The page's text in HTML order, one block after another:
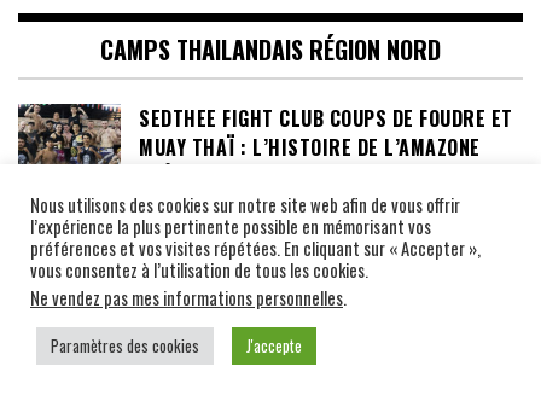
CAMPS THAILANDAIS RÉGION NORD
SEDTHEE FIGHT CLUB COUPS DE FOUDRE ET
MUAY THAÏ : L’HISTOIRE DE L’AMAZONE
CHAMPION THAÏLANDAIS !
SOR ORADEE GYM, LE CAMP DE MADAME
ORADEE NOINUM, PROFESSEUR DE MUAY
THAI ET DE KRABI KRABONG
Nous utilisons des cookies sur notre site web afin de vous offrir
l’expérience la plus pertinente possible en mémorisant vos
préférences et vos visites répétées. En cliquant sur « Accepter »,
vous consentez à l’utilisation de tous les cookies.
Ne vendez pas mes informations personnelles.
Paramètres des cookies J'accepte